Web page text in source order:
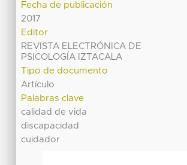
Fecha de publicación
2017
Editor
REVISTA ELECTRÓNICA DE
PSICOLOGÍA IZTACALA
Tipo de documento
Artículo
Palabras clave
calidad de vida
discapacidad
cuidador